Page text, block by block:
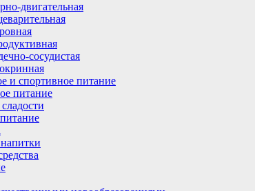
двигательная
сосудистая
и спортивное питание
питание